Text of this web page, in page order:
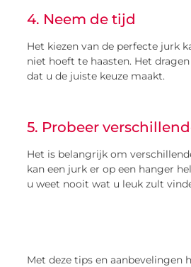
4. Neem de tijd
Het kiezen van de perfecte jurk
niet hoeft te haasten. Het
dat u de juiste keuze maakt.
5. Probeer
Het is belangrijk om
kan een jurk er op een hanger
u weet nooit wat u leuk zult
Met deze tips en aanbevelingen